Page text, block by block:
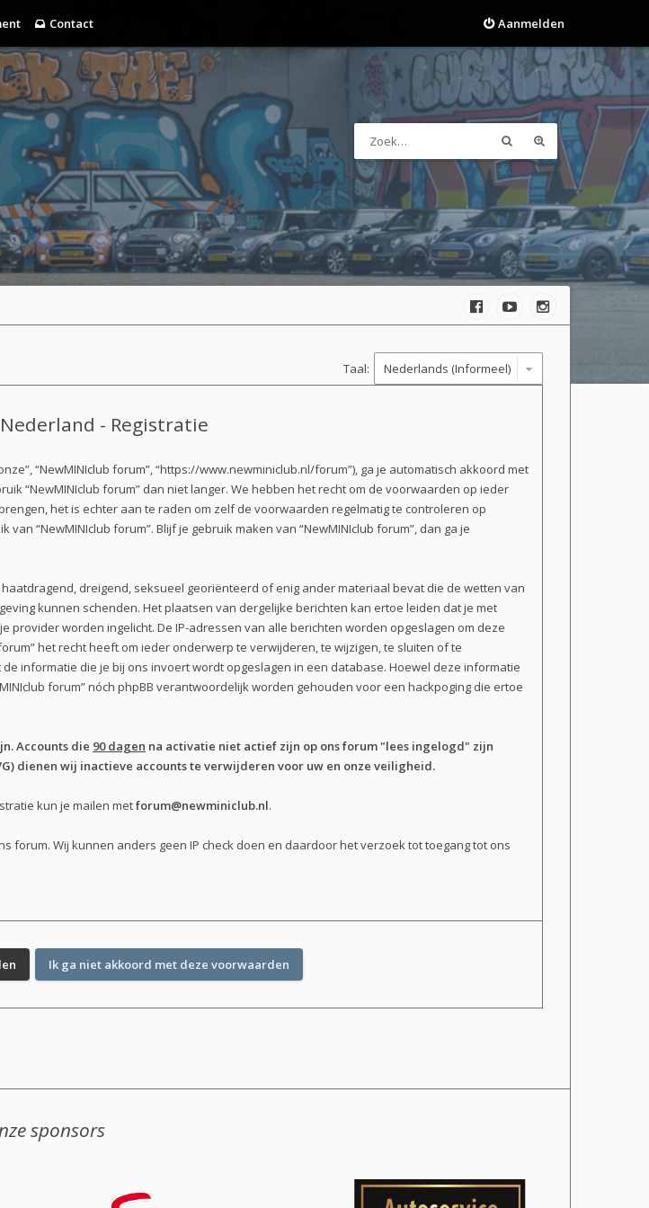
Contact Aanmelden
Taal:
- Registratie
“NewMINIclub forum”, “https://www.newminiclub.nl/forum”), ga je automatisch akkoord met
“NewMINIclub forum” dan niet langer. We hebben het recht om de voorwaarden op ieder
het is echter aan te raden om zelf de voorwaarden regelmatig te controleren op
“NewMINIclub forum”. Blijf je gebruik maken van “NewMINIclub forum”, dan ga je
dreigend, seksueel georiënteerd of enig ander materiaal bevat die de wetten van
kunnen schenden. Het plaatsen van dergelijke berichten kan ertoe leiden dat je met
worden ingelicht. De IP-adressen van alle berichten worden opgeslagen om deze
het recht heeft om ieder onderwerp te verwijderen, te wijzigen, te sluiten of te
informatie die je bij ons invoert wordt opgeslagen in een database. Hoewel deze informatie
forum” nóch phpBB verantwoordelijk worden gehouden voor een hackpoging die ertoe
Accounts die 90 dagen na activatie niet actief zijn op ons forum "lees ingelogd" zijn
dienen wij inactieve accounts te verwijderen voor uw en onze veiligheid.
kun je mailen metforum@newminiclub.nl.
forum. Wij kunnen anders geen IP check doen en daardoor het verzoek tot toegang tot ons
sponsors